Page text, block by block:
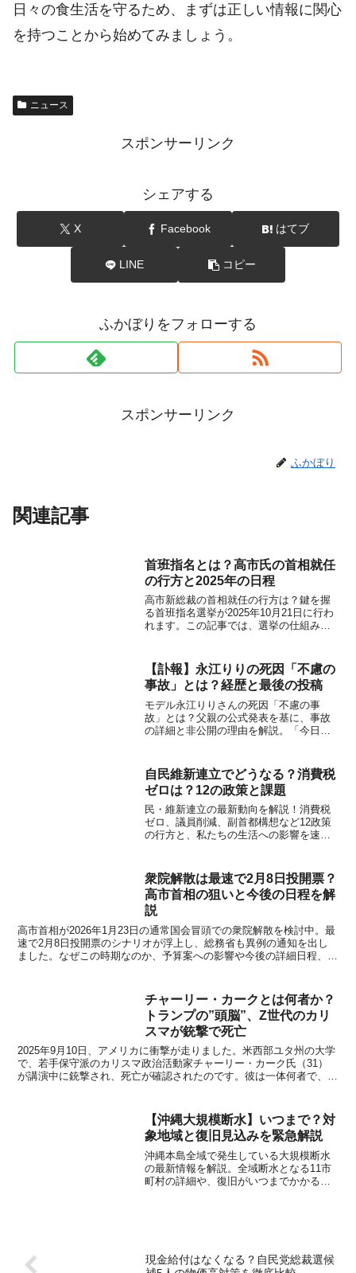
日々の食生活を守るため、まずは正しい情報に関心
を持つことから始めてみましょう。
ニュース
スポンサーリンク
シェアする
X Facebook はてブ
LINE コピー
ふかぼりをフォローする
スポンサーリンク
ふかぼり
関連記事
首班指名とは？高市氏の首相就任
の行方と2025年の日程
高市新総裁の首相就任の行方は？鍵を握
る首班指名選挙が2025年10月21日に行わ
れます。この記事では、選挙の仕組みか
【訃報】永江りりの死因「不慮の
事故」とは？経歴と最後の投稿
モデル永江りりさんの死因「不慮の事
故」とは？父親の公式発表を基に、事故
の詳細と非公開の理由を解説。「今日好
自民維新連立でどうなる？消費税
ゼロは？12の政策と課題
民・維新連立の最新動向を解説！消費税
ゼロ、議員削減、副首都構想など12政策
の行方と、私たちの生活への影響を速
衆院解散は最速で2月8日投開票？
高市首相の狙いと今後の日程を解
説
高市首相が2026年1月23日の通常国会冒頭での衆院解散を検討中。最
速で2月8日投開票のシナリオが浮上し、総務省も異例の通知を出し
ました。なぜこの時期なのか、予算案への影響や今後の詳細日程、高
チャーリー・カークとは何者か？
トランプの”頭脳”、Z世代のカリ
スマが銃撃で死亡
2025年9月10日、アメリカに衝撃が走りました。米西部ユタ州の大学
で、若手保守派のカリスマ政治活動家チャーリー・カーク氏（31）
が講演中に銃撃され、死亡が確認されたのです。彼は一体何者で、な
【沖縄大規模断水】いつまで？対
象地域と復旧見込みを緊急解説
沖縄本島全域で発生している大規模断水
の最新情報を解説。全域断水となる11市
町村の詳細や、復旧がいつまでかかるか
現金給付はなくなる？自民党総裁選候